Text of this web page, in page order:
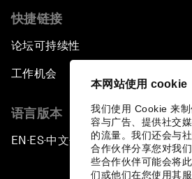
本网站使用 cookie
我们使用 Cookie 来
容与广告、提供社交
的流量。我们还会与
合作伙伴分享您对我
些合作伙伴可能会将
们或他们在您使用其
快捷链接
论坛可持续性
工作机会
语言版本
EN ▪ES▪中文▪ 日本語